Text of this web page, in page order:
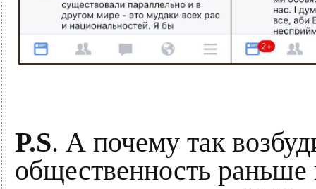
P.S. А почему так
общественность раньше